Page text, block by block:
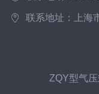
联系地址：上海
ZQY型气